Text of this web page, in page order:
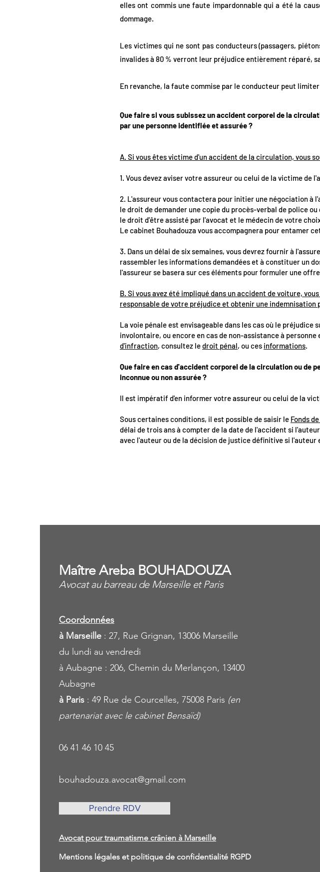
elles ont commis une faute impardonnable qui a été la
dommage.
Les victimes qui ne sont pas conducteurs (passagers,
invalides à 80 % verront leur préjudice entièrement réparé,
En revanche, la faute commise par le conducteur peut
Que faire si vous subissez un accident corporel de la
par une personne identifiée et assurée ?
A. Si vous êtes victime d'un accident de la circulation, vous
1. Vous devez aviser votre assureur ou celui de la victime de
2. L'assureur vous contactera pour initier une négociation à
le droit de demander une copie du procès-verbal de police
le droit d'être assisté par l'avocat et le médecin de votre
Le cabinet Bouhadouza vous accompagnera pour entamer
3. Dans un délai de six semaines, vous devrez fournir à
rassembler les informations demandées et à constituer un
l'assureur se basera sur ces éléments pour formuler une
B. Si vous avez été impliqué dans un accident de voiture,
responsable de votre préjudice et obtenir une indemnisation
La voie pénale est envisageable dans les cas où le préjudice
involontaire, ou encore en cas de non-assistance à
d'infraction, consultez ledroit pénal, ou ces informations.
Que faire en cas d'accident corporel de la circulation ou de
inconnue ou non assurée ?
Il est impératif d'en informer votre assureur ou celui de la
Sous certaines conditions, il est possible de saisir le Fonds
délai de trois ans à compter de la date de l'accident si
avec l'auteur ou de la décision de justice définitive si l'auteur
Maître Areba BOUHADOUZA
Avocat au barreau de Marseille et Paris
Coordonnées
à Marseille : 27, Rue Grignan, 13006 Marseille
du lundi au vendredi
à Aubagne : 206, Chemin du Merlançon, 13400
Aubagne
à Paris : 49 Rue de Courcelles, 75008 Paris (en
partenariat avec le cabinet Bensaïd)
06 41 46 10 45
bouhadouza.avocat@gmail.com
Prendre RDV
Avocat pour traumatisme crânien à Marseille
Mentions légales et politique de confidentialité RGPD